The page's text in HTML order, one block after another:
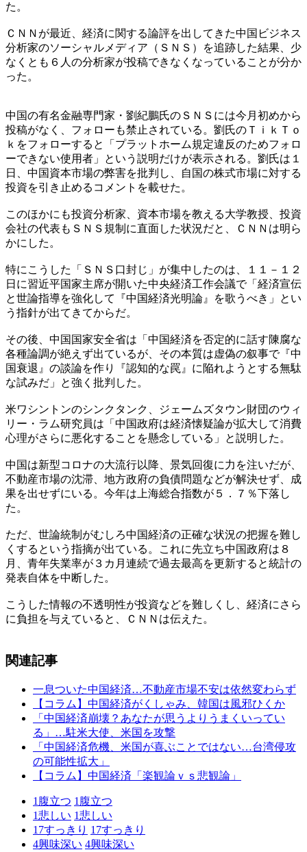
た。
ＣＮＮが最近、経済に関する論評を出してきた中国ビジネス
分析家のソーシャルメディア（ＳＮＳ）を追跡した結果、少
なくとも６人の分析家が投稿できなくなっていることが分か
った。
中国の有名金融専門家・劉紀鵬氏のＳＮＳには今月初めから
投稿がなく、フォローも禁止されている。劉氏のＴｉｋＴｏ
ｋをフォローすると「プラットホーム規定違反のためフォロ
ーできない使用者」という説明だけが表示される。劉氏は１
日、中国資本市場の弊害を批判し、自国の株式市場に対する
投資を引き止めるコメントを載せた。
このほかにも投資分析家、資本市場を教える大学教授、投資
会社の代表もＳＮＳ規制に直面した状況だと、ＣＮＮは明ら
かにした。
特にこうした「ＳＮＳ口封じ」が集中したのは、１１－１２
日に習近平国家主席が開いた中央経済工作会議で「経済宣伝
と世論指導を強化して『中国経済光明論』を歌うべき」とい
う指針が出てきてからだ。
その後、中国国家安全省は「中国経済を否定的に話す陳腐な
各種論調が絶えず出ているが、その本質は虚偽の叙事で『中
国衰退』の談論を作り『認知的な罠』に陥れようとする無駄
な試みだ」と強く批判した。
米ワシントンのシンクタンク、ジェームズタウン財団のウィ
リー・ラム研究員は「中国政府は経済懐疑論が拡大して消費
心理がさらに悪化することを懸念している」と説明した。
中国は新型コロナの大流行以降、景気回復に力を注いだが、
不動産市場の沈滞、地方政府の負債問題などが解決せず、成
果を出せずにいる。今年は上海総合指数が５．７％下落し
た。
ただ、世論統制がむしろ中国経済の正確な状況の把握を難し
くするという指摘が出ている。これに先立ち中国政府は８
月、青年失業率が３カ月連続で過去最高を更新すると統計の
発表自体を中断した。
こうした情報の不透明性が投資などを難しくし、経済にさら
に負担を与えていると、ＣＮＮは伝えた。
関連記事
一息ついた中国経済…不動産市場不安は依然変わらず
【コラム】中国経済がくしゃみ、韓国は風邪ひくか
「中国経済崩壊？あなたが思うよりうまくいってい
る」…駐米大使、米国を攻撃
「中国経済危機、米国が喜ぶことではない…台湾侵攻
の可能性拡大」
【コラム】中国経済「楽観論ｖｓ悲観論」
1 腹立つ 1 腹立つ
1悲しい 1悲しい
17すっきり 17すっきり
4興味深い 4興味深い